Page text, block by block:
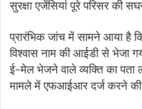
सुरक्षा एजेंसियां पूरे परिसर की
प्रारंभिक जांच में सामने आया है
विश्वास नाम की आईडी से भेजा
ई-मेल भेजने वाले व्यक्ति का
मामले में एफआईआर दर्ज करने की